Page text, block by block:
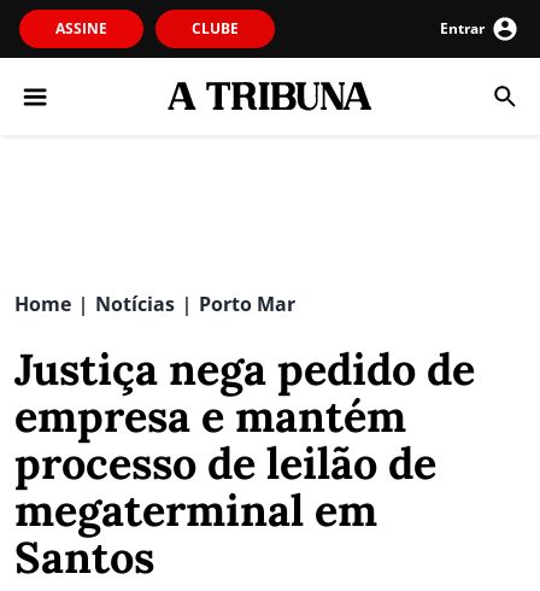
ASSINE CLUBE Entrar
Home | Notícias | Porto Mar
Justiça nega pedido de
empresa e mantém
processo de leilão de
megaterminal em
Santos